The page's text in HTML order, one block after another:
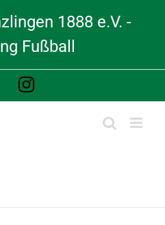
1888 e.V. -
Fußball
Instagram